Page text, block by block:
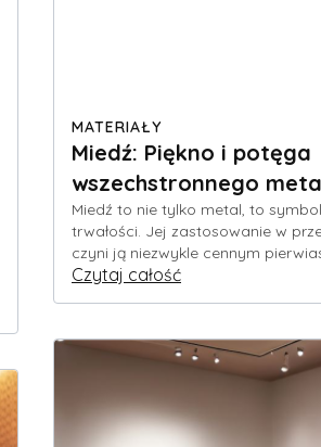
MATERIAŁY
Miedź: Piękno i potęga
wszechstronnego
Miedź to nie tylko metal, to
trwałości. Jej zastosowanie w
czyni ją niezwykle cennym
Czytaj całość